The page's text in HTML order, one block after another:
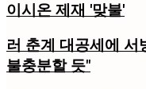
이시온 제재 '맞불'
러 춘계 대공세에 서
불충분할 듯"